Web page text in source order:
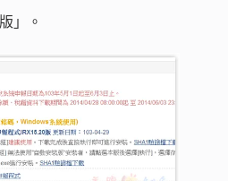
」。